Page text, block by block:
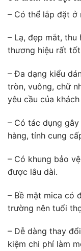
– Có thể lắp đặt ở
– Lạ, đẹp mắt,
thương hiệu rất
– Đa dạng kiểu
tròn, vuông, chữ
yêu cầu của khách
– Có tác dụng
hàng, tính cung
– Có khung bảo
được lâu dài.
– Bề mặt mica có
trường nên tuổi
– Dễ dàng thay
kiệm chi phí làm